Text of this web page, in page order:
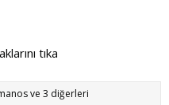
tıka
ve 3 diğerleri